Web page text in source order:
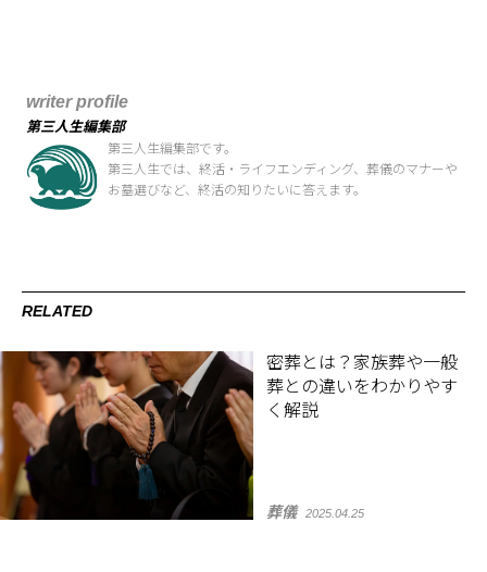
writer profile
第三人生編集部
第三人生編集部です。
第三人生では、終活・ライフエンディング、葬儀のマナーや
お墓選びなど、終活の知りたいに答えます。
RELATED
密葬とは？家族葬や一般
葬との違いをわかりやす
く解説
葬儀 2025.04.25